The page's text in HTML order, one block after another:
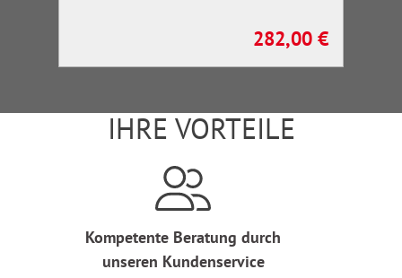
Regulärer Preis:
282,00 €
IHRE VORTEILE
Kompetente Beratung durch
unseren Kundenservice